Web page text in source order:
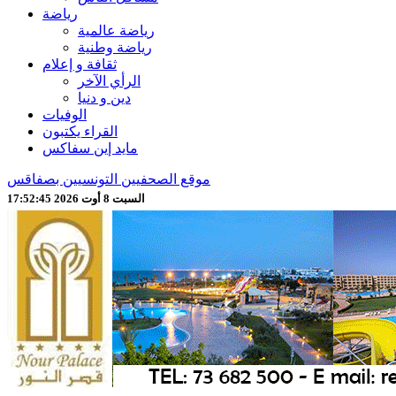
رياضة
رياضة عالمية
رياضة وطنية
ثقافة و إعلام
الرأي الآخر
دين و دنيا
الوفيات
القراء يكتبون
مايد إين سفاكس
موقع الصحفيين التونسيين بصفاقس
السبت 8 أوت 2026 17:52:48